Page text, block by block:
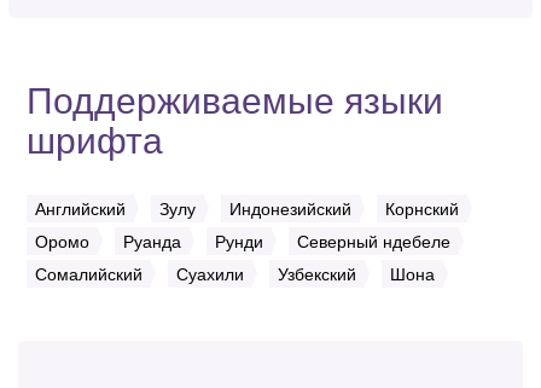
Поддерживаемые языки
шрифта
Английский Зулу Индонезийский
Корнский
Оромо
Руанда Рунди
Северный ндебеле
Сомалийский
Суахили Узбекский Шона